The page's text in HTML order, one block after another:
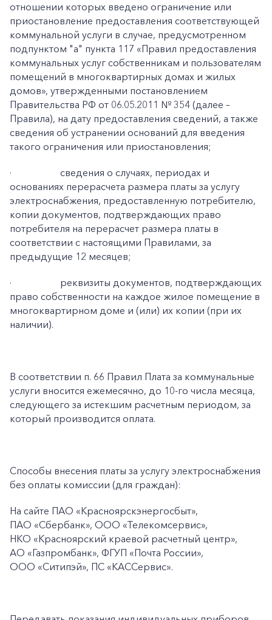
отношении которых введено ограничение или
приостановление предоставления соответствующей
коммунальной услуги в случае, предусмотренном
подпунктом "а" пункта 117 «Правил предоставления
коммунальных услуг собственникам и пользователям
помещений в многоквартирных домах и жилых
домов», утвержденными постановлением
Правительства РФ от 06.05.2011 № 354 (далее –
Правила), на дату предоставления сведений, а также
сведения об устранении оснований для введения
такого ограничения или приостановления;
·
сведения о случаях, периодах и
основаниях перерасчета размера платы за услугу
электроснабжения, предоставленную потребителю,
копии документов, подтверждающих право
потребителя на перерасчет размера платы в
соответствии с настоящими Правилами, за
предыдущие 12 месяцев;
·
реквизиты документов, подтверждающих
право собственности на каждое жилое помещение в
многоквартирном доме и (или) их копии (при их
наличии).
В соответствии п. 66 Правил Плата за коммунальные
услуги вносится ежемесячно, до 10-го числа месяца,
следующего за истекшим расчетным периодом, за
который производится оплата.
Способы внесения платы за услугу электроснабжения
без оплаты комиссии (для граждан):
На сайте ПАО «Красноярскэнергосбыт»,
ПАО «Сбербанк», ООО «Телекомсервис»,
НКО «Красноярский краевой расчетный центр»,
АО «Газпромбанк», ФГУП «Почта России»,
ООО «Ситипэй», ПС «КАССервис».